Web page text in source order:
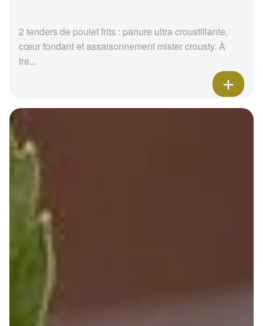
2 tenders de poulet frits : panure ultra croustillante,
cœur fondant et assaisonnement mister crousty. À
tre...